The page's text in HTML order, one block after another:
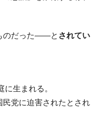
問題は合衆国企業に対
ニックス』2026年2Qの
年同期比13.4倍に。
のだった――と されてい
生まれる。
党に迫害されたとされ